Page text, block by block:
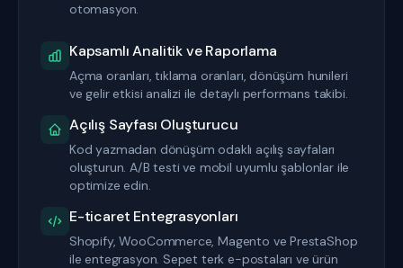
otomasyon.
Kapsamlı Analitik ve Raporlama
Açma oranları, tıklama oranları, dönüşüm hunileri
ve gelir etkisi analizi ile detaylı performans takibi.
Açılış Sayfası Oluşturucu
Kod yazmadan dönüşüm odaklı açılış sayfaları
oluşturun. A/B testi ve mobil uyumlu şablonlar ile
optimize edin.
E-ticaret Entegrasyonları
Shopify, WooCommerce, Magento ve PrestaShop
ile entegrasyon. Sepet terk e-postaları ve ürün